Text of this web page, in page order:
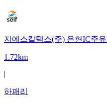
지에스칼텍스(주) 은현IC주
1.72km
|
하패리